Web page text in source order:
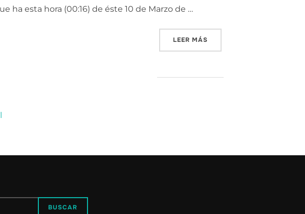
ha esta hora (00:16) de éste 10 de Marzo de …
LEER MÁS
BUSCAR